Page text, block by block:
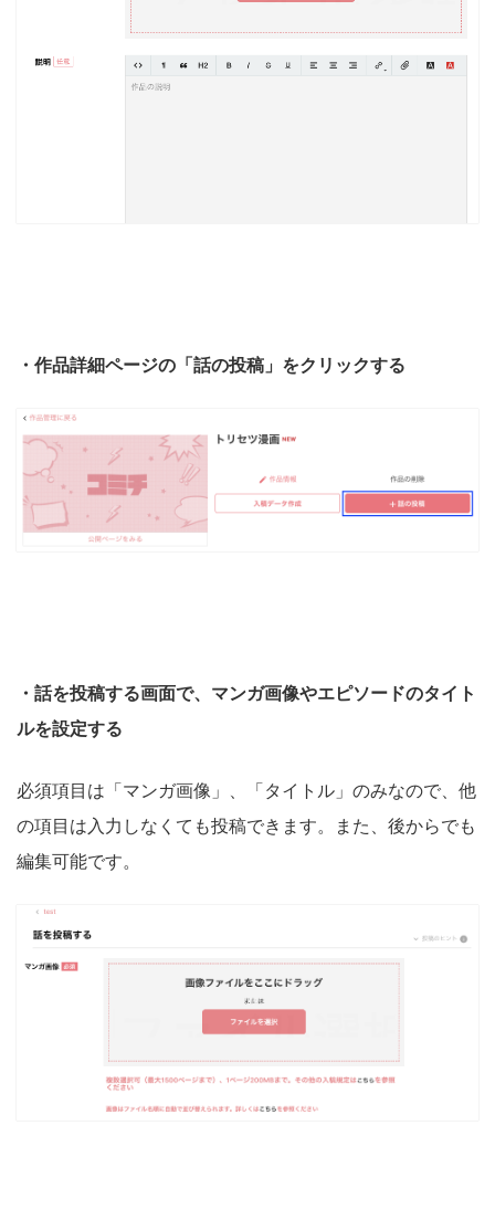
・作品詳細ページの「話の投稿」をクリックする
・話を投稿する画面で、マンガ画像やエピソードのタイト
ルを設定する
必須項目は「マンガ画像」、「タイトル」のみなので、他
の項目は入力しなくても投稿できます。また、後からでも
編集可能です。